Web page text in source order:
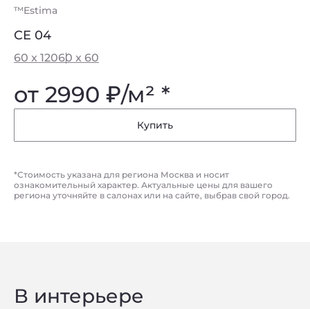
™Estima
CE 04
60 x 12060 x 60
от 2990 ₽/м² *
Купить
*Стоимость указана для региона Москва и носит
ознакомительный характер. Актуальные цены для вашего
региона уточняйте в салонах или на сайте, выбрав свой город.
В интерьере